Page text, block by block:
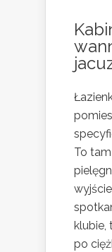
To
klubie,
po